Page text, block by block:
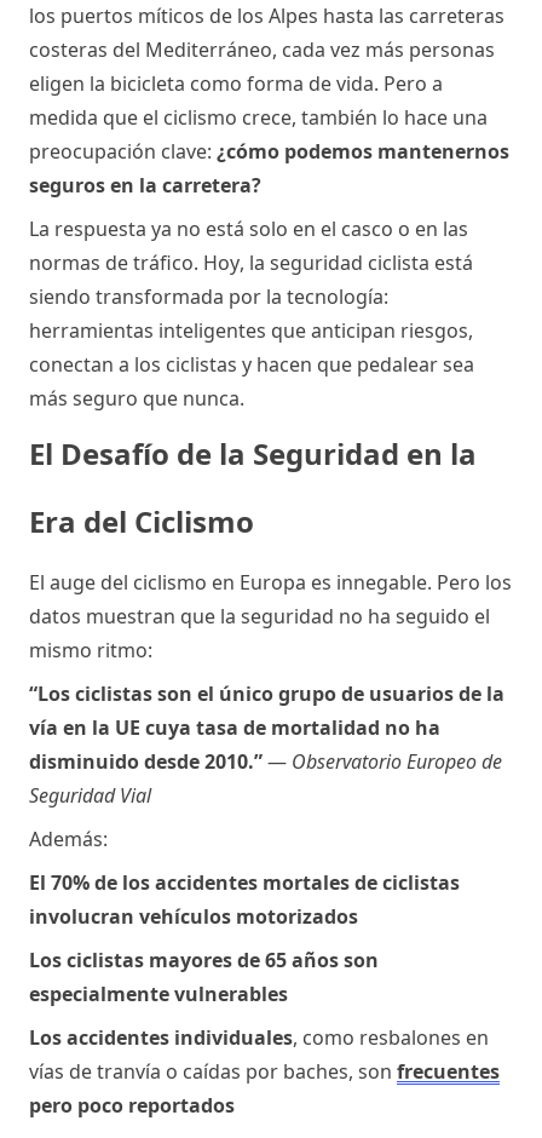
los puertos míticos de los Alpes hasta las carreteras
costeras del Mediterráneo, cada vez más personas
eligen la bicicleta como forma de vida. Pero a
medida que el ciclismo crece, también lo hace una
preocupación clave: ¿cómo podemos mantenernos
seguros en la carretera?
La respuesta ya no está solo en el casco o en las
normas de tráfico. Hoy, la seguridad ciclista está
siendo transformada por la tecnología:
herramientas inteligentes que anticipan riesgos,
conectan a los ciclistas y hacen que pedalear sea
más seguro que nunca.
El Desafío de la Seguridad en la
Era del Ciclismo
El auge del ciclismo en Europa es innegable. Pero los
datos muestran que la seguridad no ha seguido el
mismo ritmo:
“Los ciclistas son el único grupo de usuarios de la
vía en la UE cuya tasa de mortalidad no ha
disminuido desde 2010.”— Observatorio Europeo de
Seguridad Vial
Además:
El 70% de los accidentes mortales de ciclistas
involucran vehículos motorizados
Los ciclistas mayores de 65 años son
especialmente vulnerables
Los accidentes individuales, como resbalones en
vías de tranvía o caídas por baches, son frecuentes
pero poco reportados